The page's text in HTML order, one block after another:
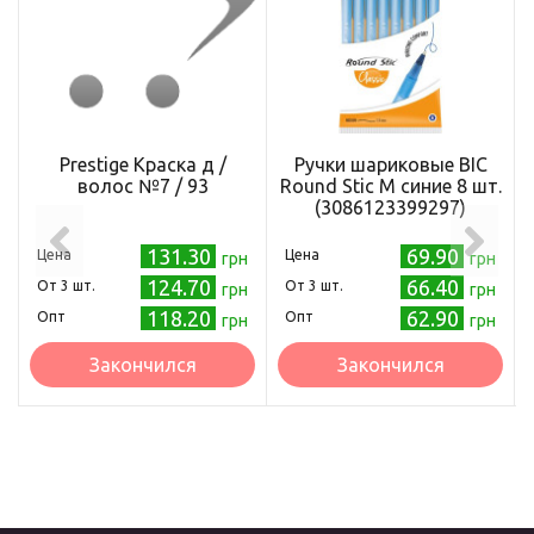
Prestige Краска д /
волос №7 / 93
Цена 131.30 грн
Oт 3 шт. 124.70 грн
Опт 118.20 грн
Закончился
Ручки шариковые BIC
Round Stic M синие 8 шт.
(3086123399297)
Цена 69.90 грн
Oт 3 шт. 66.40 грн
Опт 62.90 грн
Закончился